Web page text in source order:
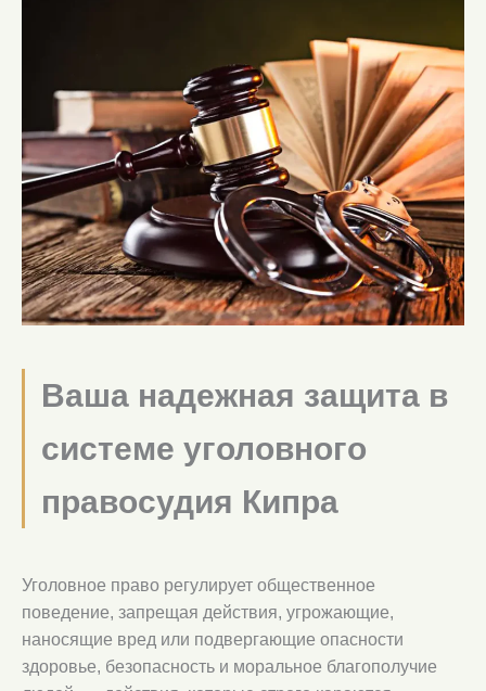
Ваша надежная защита в
системе уголовного
правосудия Кипра
Уголовное право регулирует общественное
поведение, запрещая действия, угрожающие,
наносящие вред или подвергающие опасности
здоровье, безопасность и моральное благополучие